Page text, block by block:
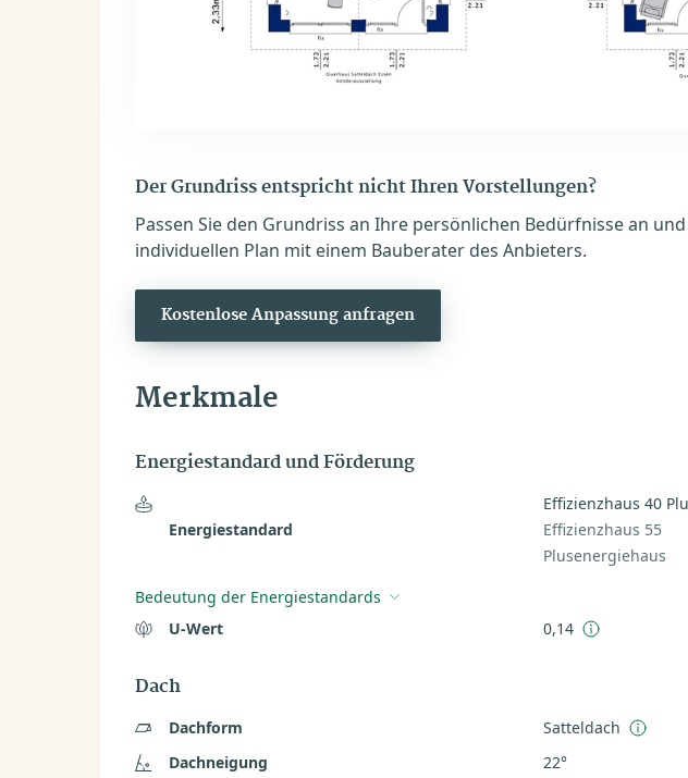
Der Grundriss entspricht nicht Ihren Vorstellungen?
Passen Sie den Grundriss an Ihre persönlichen Bedürfnisse an
individuellen Plan mit einem Bauberater des Anbieters.
Kostenlose Anpassung anfragen
Merkmale
Energiestandard und Förderung
Energiestandard
Effizienzhaus 40
Effizienzhaus 55
Plusenergiehaus
Bedeutung der Energiestandards
U-Wert
0,14
Dach
Dachform
Satteldach
Dachneigung
22°